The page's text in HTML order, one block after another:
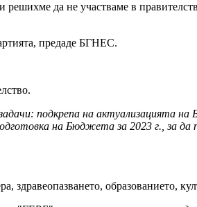
решихме да не участваме в
предаде БГНЕС.
подкрепа на актуализацията
на Бюджета за 2023 г., за
образованието,